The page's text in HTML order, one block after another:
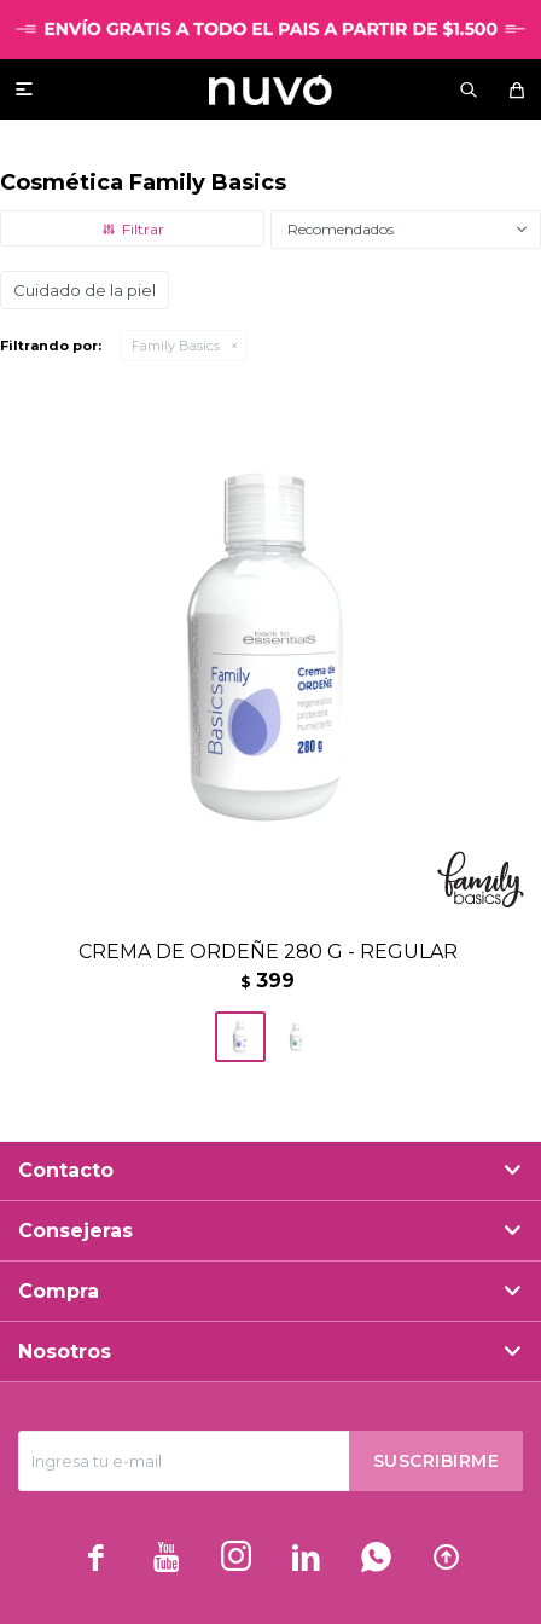

Cosmética Family Basics
Recomendados
Cuidado de la piel
Filtrando por: Family Basics
CREMA DE ORDEÑE 280 G - REGULAR
$ 399
SUSCRIBIRME
     
Contacto
Consejeras
Compra
Nosotros